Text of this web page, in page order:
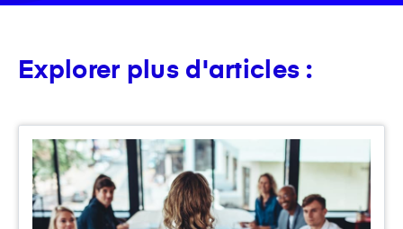
Explorer plus d'articles :